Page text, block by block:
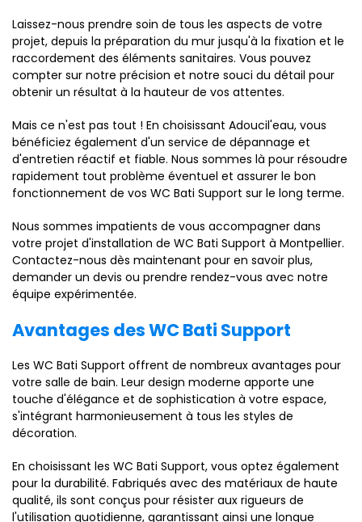
Laissez-nous prendre soin de tous les aspects de votre
projet, depuis la préparation du mur jusqu'à la fixation et le
raccordement des éléments sanitaires. Vous pouvez
compter sur notre précision et notre souci du détail pour
obtenir un résultat à la hauteur de vos attentes.
Mais ce n'est pas tout ! En choisissant Adoucil'eau, vous
bénéficiez également d'un service de dépannage et
d'entretien réactif et fiable. Nous sommes là pour résoudre
rapidement tout problème éventuel et assurer le bon
fonctionnement de vos WC Bati Support sur le long terme.
Nous sommes impatients de vous accompagner dans
votre projet d'installation de WC Bati Support à Montpellier.
Contactez-nous dès maintenant pour en savoir plus,
demander un devis ou prendre rendez-vous avec notre
équipe expérimentée.
Avantages des WC Bati Support
Les WC Bati Support offrent de nombreux avantages pour
votre salle de bain. Leur design moderne apporte une
touche d'élégance et de sophistication à votre espace,
s'intégrant harmonieusement à tous les styles de
décoration.
En choisissant les WC Bati Support, vous optez également
pour la durabilité. Fabriqués avec des matériaux de haute
qualité, ils sont conçus pour résister aux rigueurs de
l'utilisation quotidienne, garantissant ainsi une longue